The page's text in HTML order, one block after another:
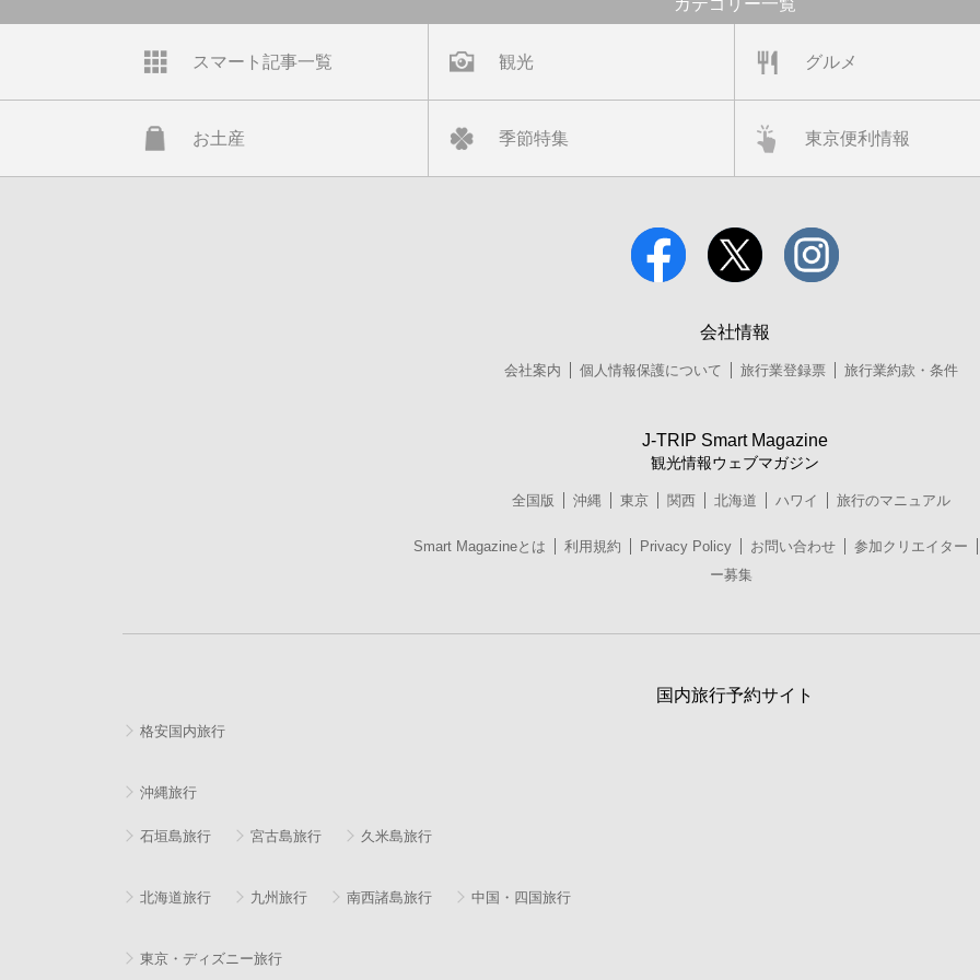
スマート記事一覧 観光 グルメ
お土産 季節特集 東京便利情報
会社情報
会社案内 個人情報保護について 旅行業登録票 旅行業約款・条件
J-TRIP Smart Magazine
観光情報ウェブマガジン
全国版 沖縄 東京 関西 北海道 ハワイ 旅行のマニュアル
Smart Magazineとは 利用規約 Privacy Policy お問い合わせ 参加クリエイター
ー募集
国内旅行予約サイト
格安国内旅行
沖縄旅行
石垣島旅行 宮古島旅行 久米島旅行
北海道旅行 九州旅行 南西諸島旅行 中国・四国旅行
東京・ディズニー旅行